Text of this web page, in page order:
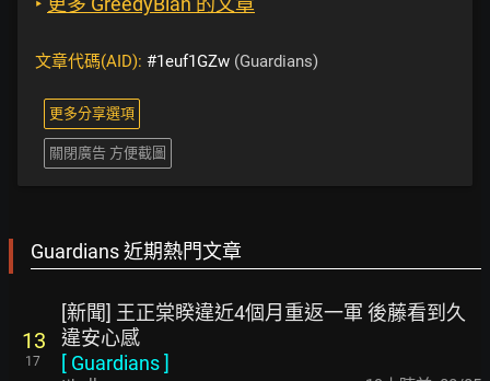
文章代碼(AID): #1euf1GZw (Guardians)
更多分享選項
關閉廣告 方便截圖
Guardians 近期熱門文章
13
17
[新聞] 王正棠睽違近4個月重返一軍 後藤看到久
違安心感
[ Guardians]